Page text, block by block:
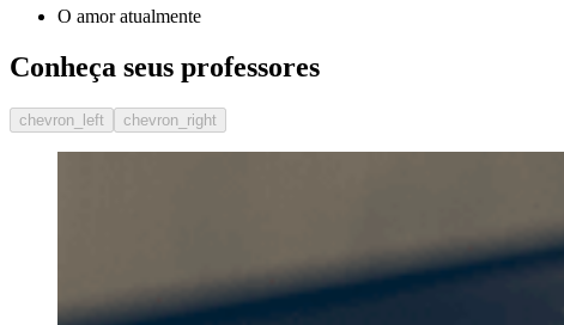
O amor atualmente
Conheça seus professores
chevron_left chevron_right